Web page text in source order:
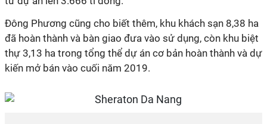
Đông Phương cũng cho biết thêm, khu khách sạn 8,38 ha
đã hoàn thành và bàn giao đưa vào sử dụng, còn khu biệt
thự 3,13 ha trong tổng thể dự án cơ bản hoàn thành và dự
kiến mở bán vào cuối năm 2019.